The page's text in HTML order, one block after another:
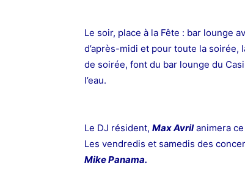
Le soir, place à la Fête : bar lounge
d’après-midi et pour toute la soirée,
de soirée, font du bar lounge du
l’eau.
Le DJ résident, Max Avrilanimera ce
Les vendredis et samedis des
MikePanama.